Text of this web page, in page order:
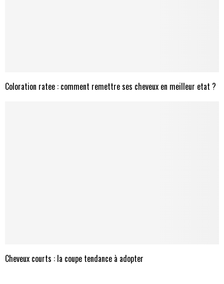
Coloration ratee : comment remettre ses cheveux en meilleur etat ?
Cheveux courts : la coupe tendance à adopter